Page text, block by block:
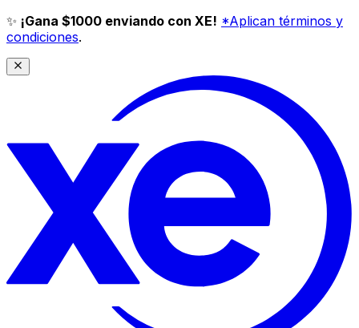
✨ ¡Gana $1000 enviando con XE! *Aplican términos y
condiciones.